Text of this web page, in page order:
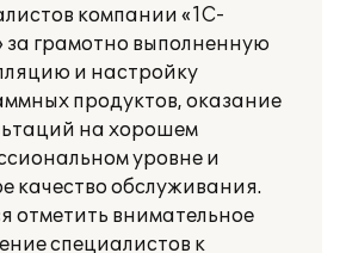
компании «1С-
за грамотно выполненную
и настройку
продуктов, оказание
на хорошем
уровне и
качество обслуживания.
отметить внимательное
специалистов к